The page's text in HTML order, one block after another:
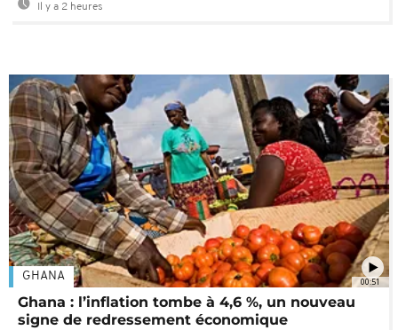
Il y a 2 heures
00:51
GHANA
Ghana : l’inflation tombe à 4,6 %, un nouveau
signe de redressement économique